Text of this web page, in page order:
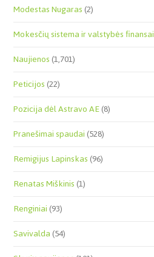
Modestas Nugaras(2)
Mokesčių sistema ir valstybės finansai
Naujienos(1,701)
Peticijos(22)
Pozicija dėl Astravo AE(8)
Pranešimai spaudai(528)
Remigijus Lapinskas(96)
Renatas Miškinis(1)
Renginiai(93)
Savivalda(54)